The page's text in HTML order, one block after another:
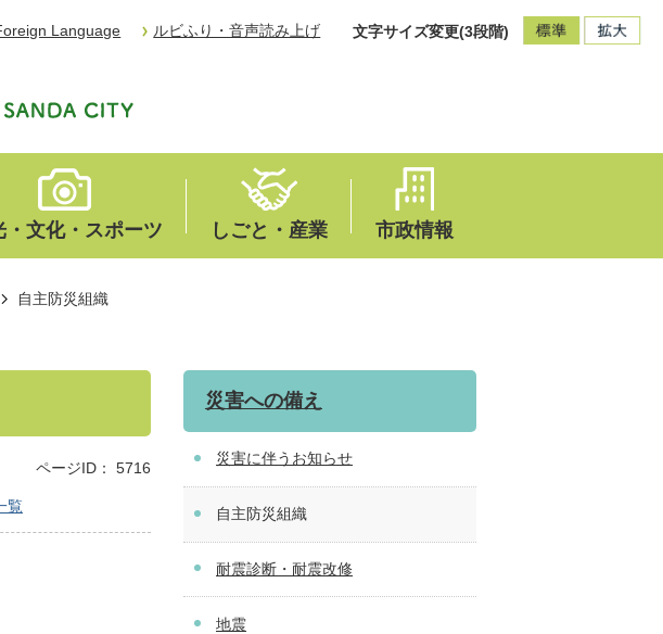
Language ルビふり・音声読み上げ 文字サイズ変更(3段階)
・文化・スポーツ しごと・産業 市政情報
自主防災組織
ページID： 5716
覧
災害への備え
災害に伴うお知らせ
自主防災組織
耐震診断・耐震改修
地震